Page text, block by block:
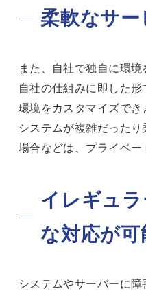
柔軟なサ
また、自社で独自に環境
自社の仕組みに即した
環境をカスタマイズで
システムが複雑だった
場合などは、プライベー
イレギュ
な対応が可
システムやサーバーに